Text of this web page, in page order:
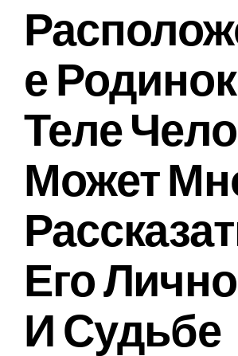
Е
Теле
Может
Его
И Судьбе